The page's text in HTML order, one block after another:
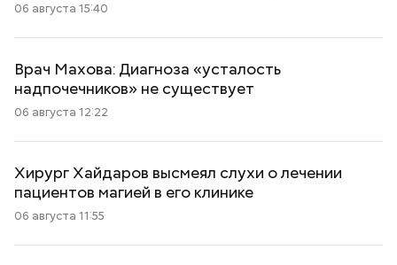
06 августа 15:40
Врач Махова: Диагноза «усталость
надпочечников» не существует
06 августа 12:22
Хирург Хайдаров высмеял слухи о лечении
пациентов магией в его клинике
06 августа 11:55